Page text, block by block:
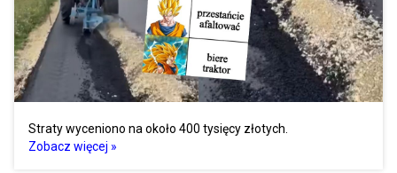
Straty wyceniono na około 400 tysięcy złotych.
Zobacz więcej »